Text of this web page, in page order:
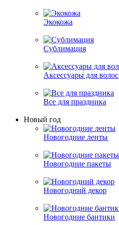
Экокожа
Сублимация
Аксессуары для волос
Все для праздника
Новый год
Новогодние ленты
Новогодние пакеты
Новогодний декор
Новогодние бантики